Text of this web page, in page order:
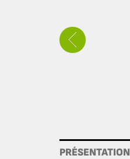
PRÉSENTATION